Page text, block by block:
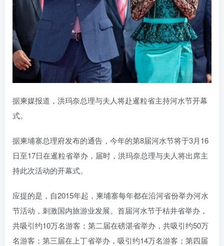
据柬媒报道，洪玛奈总理与夫人将赴暹粒省主持河水节开幕
式。
据柬埔寨总理府发布的通告，今年的第8届河水节将于3月16
日至17日在暹粒省举办，届时，洪玛奈总理与夫人将出席主
持此次活动的开幕式。
应提的是，自2015年起，柬埔寨每年都在沿河省份举办河水
节活动，刺激国内旅游业发展。首届河水节于桔井省举办，
共吸引约10万名游客；第二届在磅湛省举办，共吸引约50万
名游客；第三届在上丁省举办，吸引约14万名游客；第四届